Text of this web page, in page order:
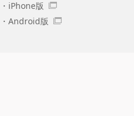
iPhone版
Android版